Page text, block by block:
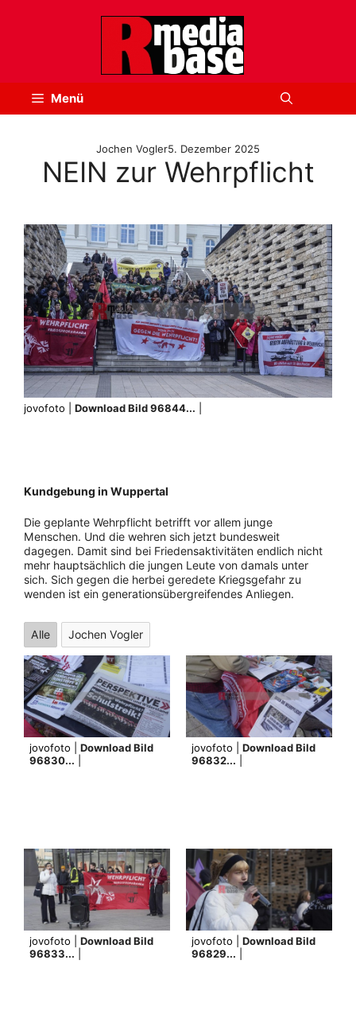
Menü
Jochen Vogler5. Dezember 2025
NEIN zur Wehrpflicht
jovofoto | Download Bild 96844...
Kundgebung in Wuppertal
Die geplante Wehrpflicht betrifft vor allem junge
Menschen. Und die wehren sich jetzt bundesweit
dagegen. Damit sind bei Friedensaktivitäten endlich nicht
mehr hauptsächlich die jungen Leute von damals unter
sich. Sich gegen die herbei geredete Kriegsgefahr zu
wenden ist ein generationsübergreifendes Anliegen.
Alle Jochen Vogler
jovofoto | Download Bild
96830...
jovofoto | Download Bild
96832...
jovofoto | Download Bild
96833...
jovofoto | Download Bild
96829...